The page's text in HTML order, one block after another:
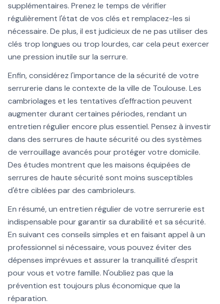
supplémentaires. Prenez le temps de vérifier
régulièrement l'état de vos clés et remplacez-les si
nécessaire. De plus, il est judicieux de ne pas utiliser des
clés trop longues ou trop lourdes, car cela peut exercer
une pression inutile sur la serrure.
Enfin, considérez l'importance de la sécurité de votre
serrurerie dans le contexte de la ville de Toulouse. Les
cambriolages et les tentatives d'effraction peuvent
augmenter durant certaines périodes, rendant un
entretien régulier encore plus essentiel. Pensez à investir
dans des serrures de haute sécurité ou des systèmes
de verrouillage avancés pour protéger votre domicile.
Des études montrent que les maisons équipées de
serrures de haute sécurité sont moins susceptibles
d'être ciblées par des cambrioleurs.
En résumé, un entretien régulier de votre serrurerie est
indispensable pour garantir sa durabilité et sa sécurité.
En suivant ces conseils simples et en faisant appel à un
professionnel si nécessaire, vous pouvez éviter des
dépenses imprévues et assurer la tranquillité d'esprit
pour vous et votre famille. N'oubliez pas que la
prévention est toujours plus économique que la
réparation.